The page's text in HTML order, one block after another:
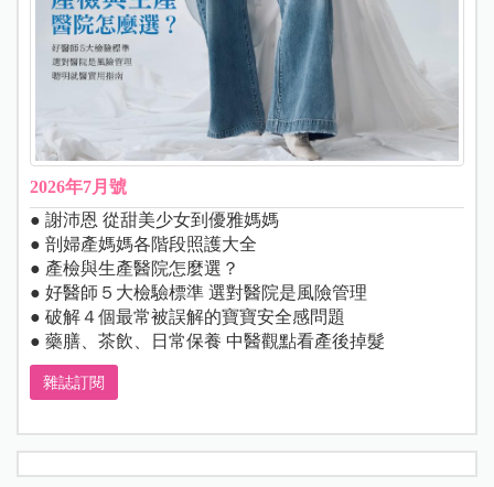
2026年7月號
● 謝沛恩 從甜美少女到優雅媽媽
● 剖婦產媽媽各階段照護大全
● 產檢與生產醫院怎麼選？
● 好醫師５大檢驗標準 選對醫院是風險管理
● 破解４個最常被誤解的寶寶安全感問題
● 藥膳、茶飲、日常保養 中醫觀點看產後掉髮
雜誌訂閱